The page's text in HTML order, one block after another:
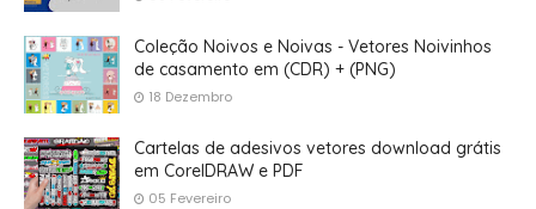
Coleção Noivos e Noivas - Vetores Noivinhos
de casamento em (CDR) + (PNG)
18 Dezembro
Cartelas de adesivos vetores download grátis
em CorelDRAW e PDF
05 Fevereiro